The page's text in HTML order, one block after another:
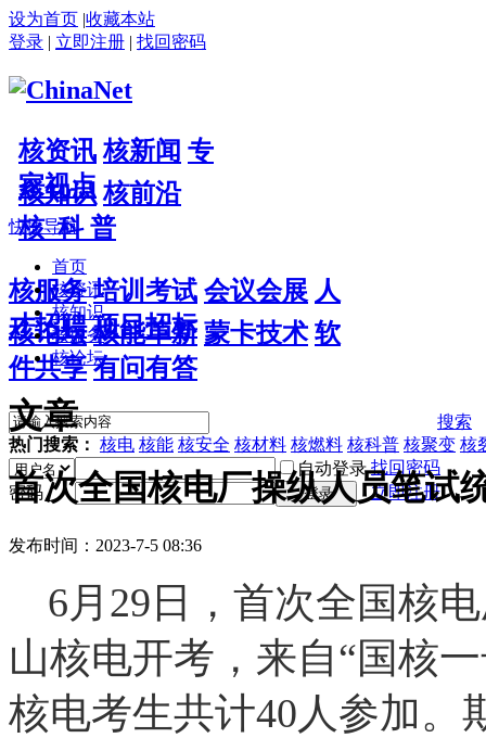
设为首页 |收藏本站
登录 | 立即注册 | 找回密码
核资讯 核新闻 专
家视点
核知识 核前沿
核 科 普
核服务 培训考试 会议会展 人
才招聘 项目招标
核论坛 核能革新 蒙卡技术 软
件共享 有问有答
搜索
热门搜索： 核电 核能 核安全 核材料 核燃料 核科普 核聚变 核
自动登录 找回密码
密码
登录 立即注册
快捷导航
首页
核资讯
核知识
核服务
核论坛
文章
首次全国核电厂操纵人员笔试
发布时间：2023-7-5 08:36
6月29日，首次全国核
山核电开考，来自“国核
核电考生共计40人参加。